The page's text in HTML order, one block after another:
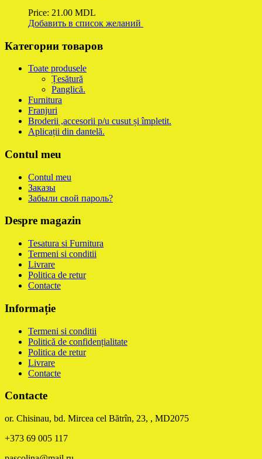
Price: 21.00 MDL
Добавить в список желаний
Категории товаров
Toate produsele
Țesătură
Panglică.
Furnitura
Franjuri
Broderii ,accesorii p/u cusut și împletit.
Aplicații din dantelă.
Contul meu
Contul meu
Заказы
Забыли свой пароль?
Despre magazin
Tesatura si Furnitura
Termeni si conditii
Livrare
Politica de retur
Contacte
Informație
Termeni si conditii
Politică de confidențialitate
Politica de retur
Livrare
Contacte
Contacte
or. Chisinau, bd. Mircea cel Bătrîn, 23, , MD2075
+373 69 005 117